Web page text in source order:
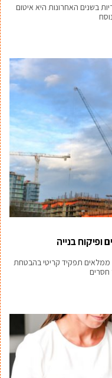
בשנים האחרונות היא איטום
ופיקוח בנייה
ממלאים תפקיד קריטי בהבטחת
חסרים